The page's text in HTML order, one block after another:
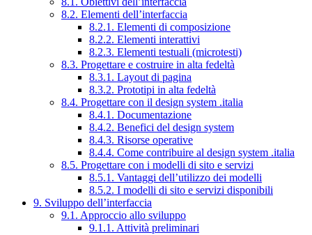
8.2. Elementi dell’interfaccia
8.2.1. Elementi di composizione
8.2.2. Elementi interattivi
8.2.3. Elementi testuali (microtesti)
8.3. Progettare e costruire in alta fedeltà
8.3.1. Layout di pagina
8.3.2. Prototipi in alta fedeltà
8.4. Progettare con il design system .italia
8.4.1. Documentazione
8.4.2. Benefici del design system
8.4.3. Risorse operative
8.4.4. Come contribuire al design system .italia
8.5. Progettare con i modelli di sito e servizi
8.5.1. Vantaggi dell’utilizzo dei modelli
8.5.2. I modelli di sito e servizi disponibili
9. Sviluppo dell’interfaccia
9.1. Approccio allo sviluppo
9.1.1. Attività preliminari